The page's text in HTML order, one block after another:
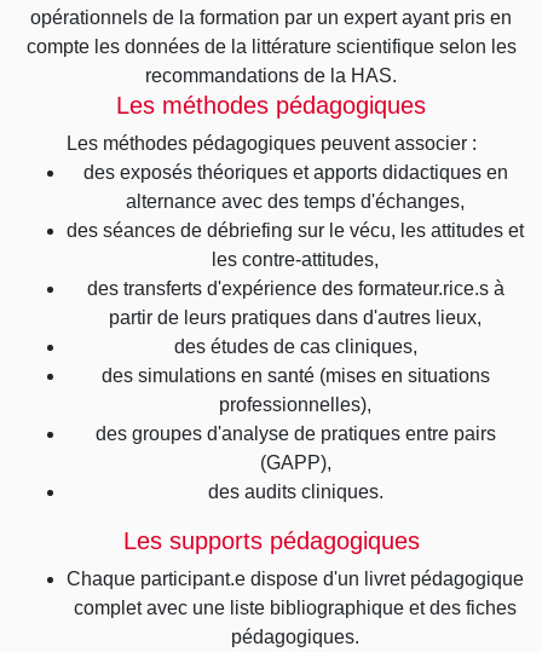
opérationnels de la formation par un expert ayant pris en
compte les données de la littérature scientifique selon les
recommandations de la HAS.
Les méthodes pédagogiques
Les méthodes pédagogiques peuvent associer :
des exposés théoriques et apports didactiques en
alternance avec des temps d'échanges,
des séances de débriefing sur le vécu, les attitudes et
les contre-attitudes,
des transferts d'expérience des formateur.rice.s à
partir de leurs pratiques dans d'autres lieux,
des études de cas cliniques,
des simulations en santé (mises en situations
professionnelles),
des groupes d'analyse de pratiques entre pairs
(GAPP),
des audits cliniques.
Les supports pédagogiques
Chaque participant.e dispose d'un livret pédagogique
complet avec une liste bibliographique et des fiches
pédagogiques.